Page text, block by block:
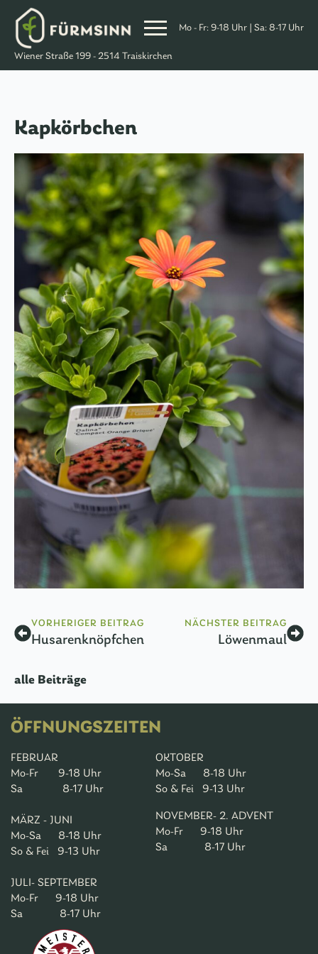
Skip
to
Mo - Fr: 9-18 Uhr | Sa: 8-17 Uhr
Wiener Straße 199 - 2514 Traiskirchen
Kapkörbchen
VORHERIGER BEITRAG
Husarenknöpfchen
NÄCHSTER BEITRAG
Löwenmaul
alle Beiträge
ÖFFNUNGSZEITEN
FEBRUAR
Mo-Fr 9-18 Uhr
Sa 8-17 Uhr
MÄRZ - JUNI
Mo-Sa 8-18 Uhr
So & Fei 9-13 Uhr
JULI- SEPTEMBER
Mo-Fr 9-18 Uhr
Sa 8-17 Uhr
OKTOBER
Mo-Sa 8-18 Uhr
So & Fei 9-13 Uhr
NOVEMBER- 2. ADVENT
Mo-Fr 9-18 Uhr
Sa 8-17 Uhr